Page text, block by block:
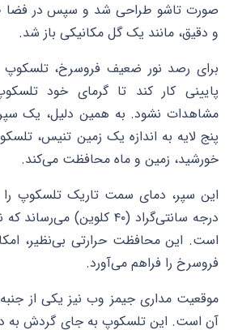
صورت تاشو طراحی شد و سپس در فضا
و دقیق، مانند یک گل مکانیکی باز شد.
برای رصد نور ضعیف فروسرخ، تلسکوپ
پایینی کار کند تا گرمای خود
مشاهدات نشود. به همین دلیل، یک
پنج لایه به اندازه یک زمین تنیس،
خورشید، زمین و ماه محافظت می‌کند.
درجه سانتی‌گراد (۴۰ کلوین)
است. این محافظت حرارتی بی‌نظیر،
فروسرخ را فراهم می‌آورد.
موقعیت مداری جیمز وب نیز یکی از
آن است. این تلسکوپ به جای گردش به